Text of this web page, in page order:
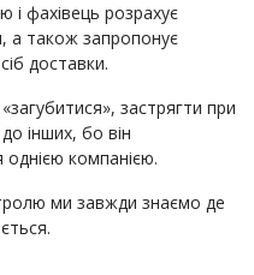
фахівець розрахує
а також запропонує
доставки.
застрягти при
інших, бо він
компанією.
ми завжди знаємо де